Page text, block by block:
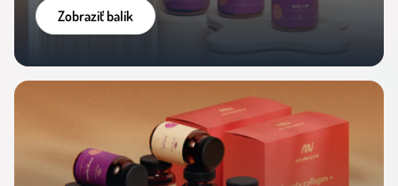
Zobraziť balík